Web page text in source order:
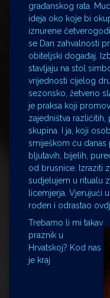
građanskog rata.
ideja oko koje bi
iznurene
se Dan zahvalnosti
obiteljski događaj.
stavljaju na stol
vrijednosti cijelog
sezonsko, žetveno
je praksa koji
zajedništva različitih,
skupina. I ja, koji
smiješkom ću danas
bljutavih, bijelih,
od brusnice. Izraziti
sudjelujem u ritualu
licemjerja. Vjerujući
rođen i odrastao
Trebamo li mi takav
praznik u
Hrvatskoj? Kod nas
je kraj